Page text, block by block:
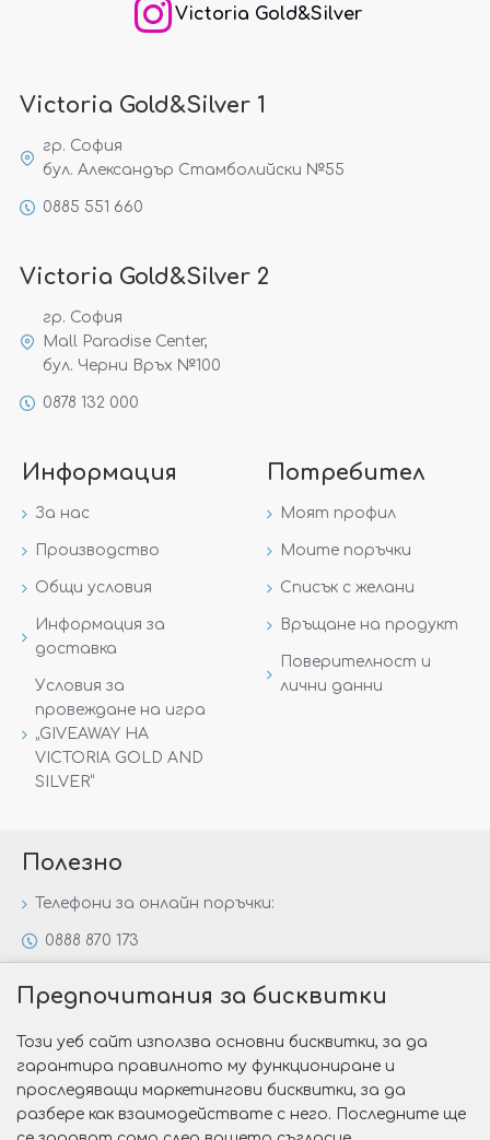
Victoria Gold&Silver
Victoria Gold&Silver 1
гр. София
бул. Александър Стамболийски №55
0885 551 660
Victoria Gold&Silver 2
гр. София
Mall Paradise Center,
бул. Черни Връх №100
0878 132 000
Информация
За нас
Производство
Общи условия
Информация за
доставка
Условия за
провеждане на игра
„GIVEAWAY НА
VICTORIA GOLD AND
SILVER“
Потребител
Моят профил
Моите поръчки
Списък с желани
Връщане на продукт
Поверителност и
лични данни
Полезно
Телефони за онлайн поръчки:
0888 870 173
Специални предложения
Защо да изберете Victoria Gold&Silver?
Как да изберем годежен пръстен?
Предпочитания за бисквитки
Този уеб сайт използва основни бисквитки, за да
гарантира правилното му функциониране и
проследяващи маркетингови бисквитки, за да
разбере как взаимодействате с него. Последните ще